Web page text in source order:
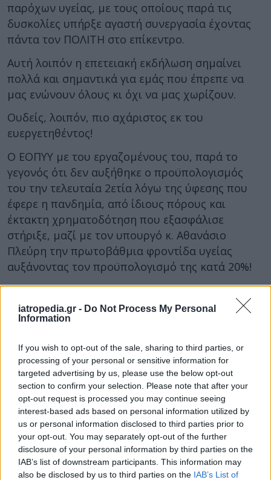
iatropedia.gr - Do Not Process My Personal
Information
If you wish to opt-out of the sale, sharing to third parties, or
processing of your personal or sensitive information for
targeted advertising by us, please use the below opt-out
section to confirm your selection. Please note that after your
opt-out request is processed you may continue seeing
interest-based ads based on personal information utilized by
us or personal information disclosed to third parties prior to
your opt-out. You may separately opt-out of the further
disclosure of your personal information by third parties on the
IAB’s list of downstream participants. This information may
also be disclosed by us to third parties on the IAB’s List of
παρόχων υγείας, με τους οποίους παρά τις
δυσκολίες υπήρξε αγαστή συνεργασία έχοντας
πάντα τον ΠΟΛΙΤΗ στο επίκεντρο.
Αυτή λοιπόν η επετειακή εκδήλωση σημαίνει
πολλά και σημαντικά για εμάς που έπρεπε να
μας ενώνουν όλους κι όχι να μας χωρίζουν.
Ουδείς, λοιπόν, πιο αχάριστος εκ του
ευεργετηθέντος!
Ο ΕΟΠΥΥ με του εργαζομένους του, παρά το
γεγονός ότι δεν αυξήθηκε ο προϋπολογισμός
του την τελευταία 2ετία λόγω της ύφεσης που
έφερε η πανδημία, από ίδιους πόρους και
έκτακτη χρηματοδότηση που εξασφάλισε
στήριξε, μαζί με τον υπουργό κ. Αθανάσιο
Πλεύρη την πρωτοβάθμια φροντίδα υγείας
αυξάνοντας τον προϋπολογισμό της κατά 20%!
Είναι λοιπόν μίζερο να ασχολούμαστε με
κάποιους που αντί να στηρίζουν τον Οργανισμό
και τους 11 εκατομμύρια πολίτες από τους
γιορτάσουμε και προσπαθούν να
εργαλειοποιήσουν την επετειακή μας εκδήλωση
για μικροπρεπείς συνδικαλιστικούς λόγους.
Προχωράμε μαζί με όλους τους πολίτες
συνεχίζοντας με δύναμη και αξιοπιστία
μπροστά και σας καλούμε όλους στην επετειακή
αυτή εκδήλωση να μοιραστείτε μαζί μας το
όραμά μας για το αύριο.